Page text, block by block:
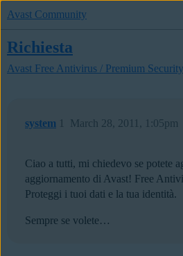
Avast Community
Richiesta
Avast Free Antivirus / Premium Security
system March 28, 2011, 1:05pm
1
Ciao a tutti, mi chiedevo se potete
aggiornamento di Avast! Free
Proteggi i tuoi dati e la tua identità.
Sempre se volete…